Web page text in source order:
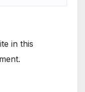
in this